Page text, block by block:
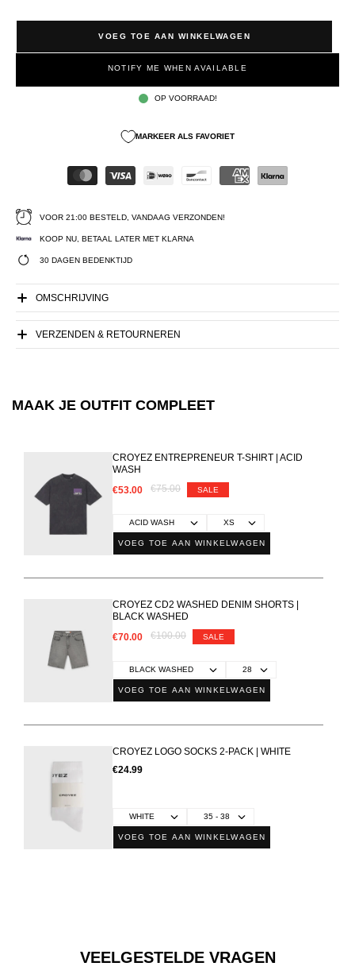
VOEG TOE AAN WINKELWAGEN
NOTIFY ME WHEN AVAILABLE
OP VOORRAAD!
MARKEER ALS FAVORIET
VOOR 21:00 BESTELD, VANDAAG VERZONDEN!
KOOP NU, BETAAL LATER MET KLARNA
30 DAGEN BEDENKTIJD
OMSCHRIJVING
VERZENDEN & RETOURNEREN
MAAK JE OUTFIT COMPLEET
CROYEZ ENTREPRENEUR T-SHIRT | ACID
WASH
€53.00
€75.00 SALE
VOEG TOE AAN WINKELWAGEN
CROYEZ CD2 WASHED DENIM SHORTS |
BLACK WASHED
€70.00
€100.00 SALE
VOEG TOE AAN WINKELWAGEN
CROYEZ LOGO SOCKS 2-PACK | WHITE
€24.99
VOEG TOE AAN WINKELWAGEN
VEELGESTELDE VRAGEN